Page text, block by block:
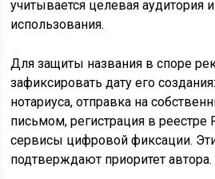
учитывается целевая аудитория
использования.
Для защиты названия в споре
зафиксировать дату его
нотариуса, отправка на
письмом, регистрация в реестре
сервисы цифровой фиксации.
подтверждают приоритет автора.